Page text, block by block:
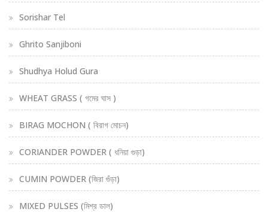
Sorishar Tel
Ghrito Sanjiboni
Shudhya Holud Gura
WHEAT GRASS ( গমের ঘাস )
BIRAG MOCHON ( বিরাগ মোচন)
CORIANDER POWDER ( ধনিয়া গুড়া)
CUMIN POWDER (জিরা গুঁড়া)
MIXED PULSES (মিশ্র ডাল)